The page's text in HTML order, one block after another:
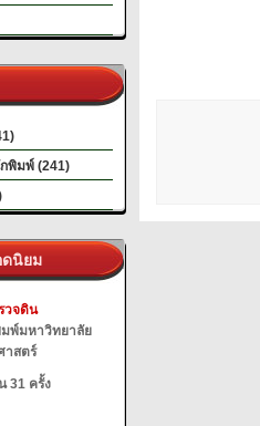
พิมพ์ (241)
ดนิยม
วจดิน
พ์มหาวิทยาลัย
าสตร์
31 ครั้ง